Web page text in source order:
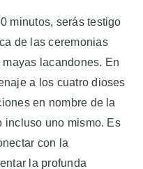
minutos, serás testigo
de las ceremonias
lacandones. En
a los cuatro dioses
en nombre de la
incluso uno mismo. Es
con la
la profunda